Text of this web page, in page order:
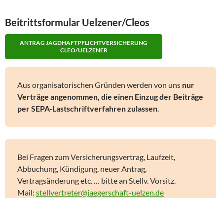
Beitrittsformular Uelzener/Cleos
ANTRAG JAGDHAFTPFLICHTVERSICHERUNG
CLEO/UELZENER
Aus organisatorischen Gründen werden von uns nur
Verträge angenommen, die einen Einzug der Beiträge
per SEPA-Lastschriftverfahren zulassen.
Bei Fragen zum Versicherungsvertrag, Laufzeit,
Abbuchung, Kündigung, neuer Antrag,
Vertragsänderung etc. … bitte an Stellv. Vorsitz.
Mail: stellvertreter@jaegerschaft-uelzen.de